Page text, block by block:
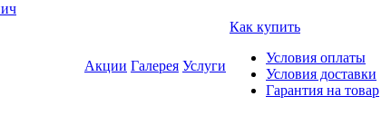
Акции Галерея Услуги
Как купить
Условия оплаты
Условия доставки
Гарантия на товар